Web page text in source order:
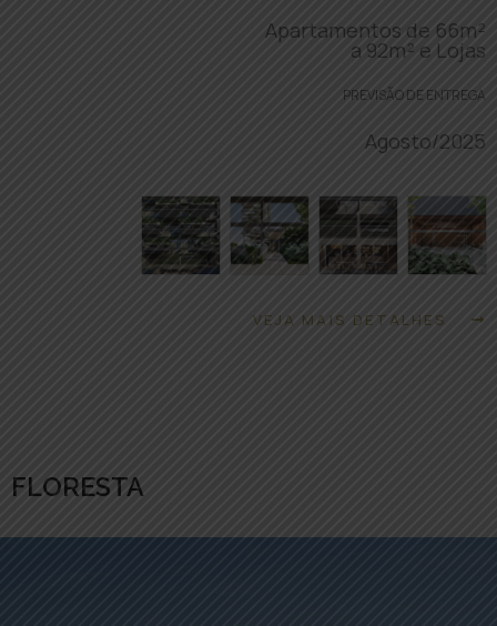
Apartamentos de 66m²
a 92m² e Lojas
PREVISÃO DE ENTREGA
Agosto/2025
VEJA MAIS DETALHES
FLORESTA